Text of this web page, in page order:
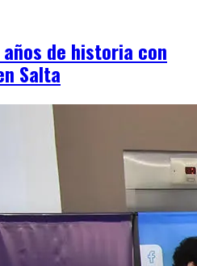
de historia con
Salta